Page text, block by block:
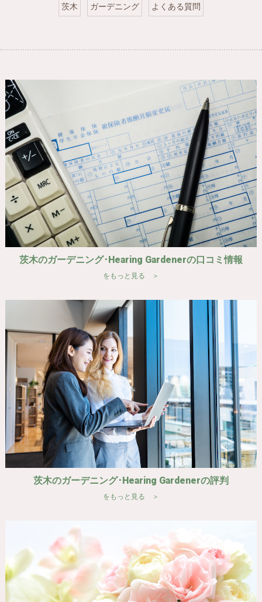
茨木 ガーデニング よくある質問
茨木のガーデニング･Hearing Gardenerの口コミ情報
をもっと見る ＞
茨木のガーデニング･Hearing Gardenerの評判
をもっと見る ＞